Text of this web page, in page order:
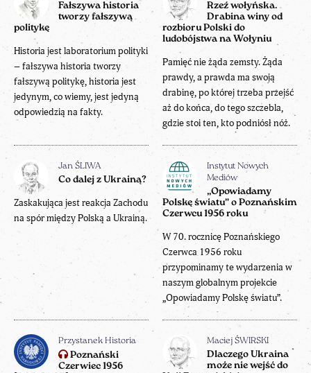
Fałszywa historia
tworzy fałszywą
politykę
Historia jest laboratorium polityki
– fałszywa historia tworzy
fałszywą politykę, historia jest
jedynym, co wiemy, jest jedyną
odpowiedzią na fakty.
Rzeź wołyńska.
Drabina winy od
rozbioru Polski do
ludobójstwa na Wołyniu
Pamięć nie żąda zemsty. Żąda
prawdy, a prawda ma swoją
drabinę, po której trzeba przejść
aż do końca, do tego szczebla,
gdzie stoi ten, kto podniósł nóż.
Jan ŚLIWA
Co dalej z Ukrainą?
Zaskakująca jest reakcja Zachodu
na spór między Polską a Ukrainą.
Instytut Nowych
Mediów
„Opowiadamy
Polskę światu” o Poznańskim
Czerwcu 1956 roku
W 70. rocznicę Poznańskiego
Czerwca 1956 roku
przypominamy te wydarzenia w
naszym globalnym projekcie
„Opowiadamy Polskę światu”.
Przystanek Historia
Poznański
Czerwiec 1956
Maciej ŚWIRSKI
Dlaczego Ukraina
może nie wejść do